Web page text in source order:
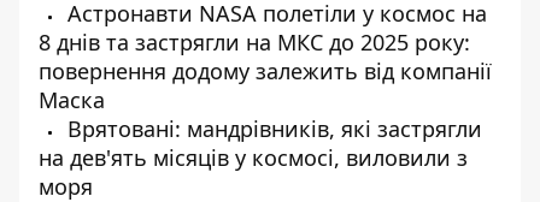
Астронавти NASA полетіли у космос на
8 днів та застрягли на МКС до 2025 року:
повернення додому залежить від компанії
Маска
Врятовані: мандрівників, які застрягли
на дев'ять місяців у космосі, виловили з
моря